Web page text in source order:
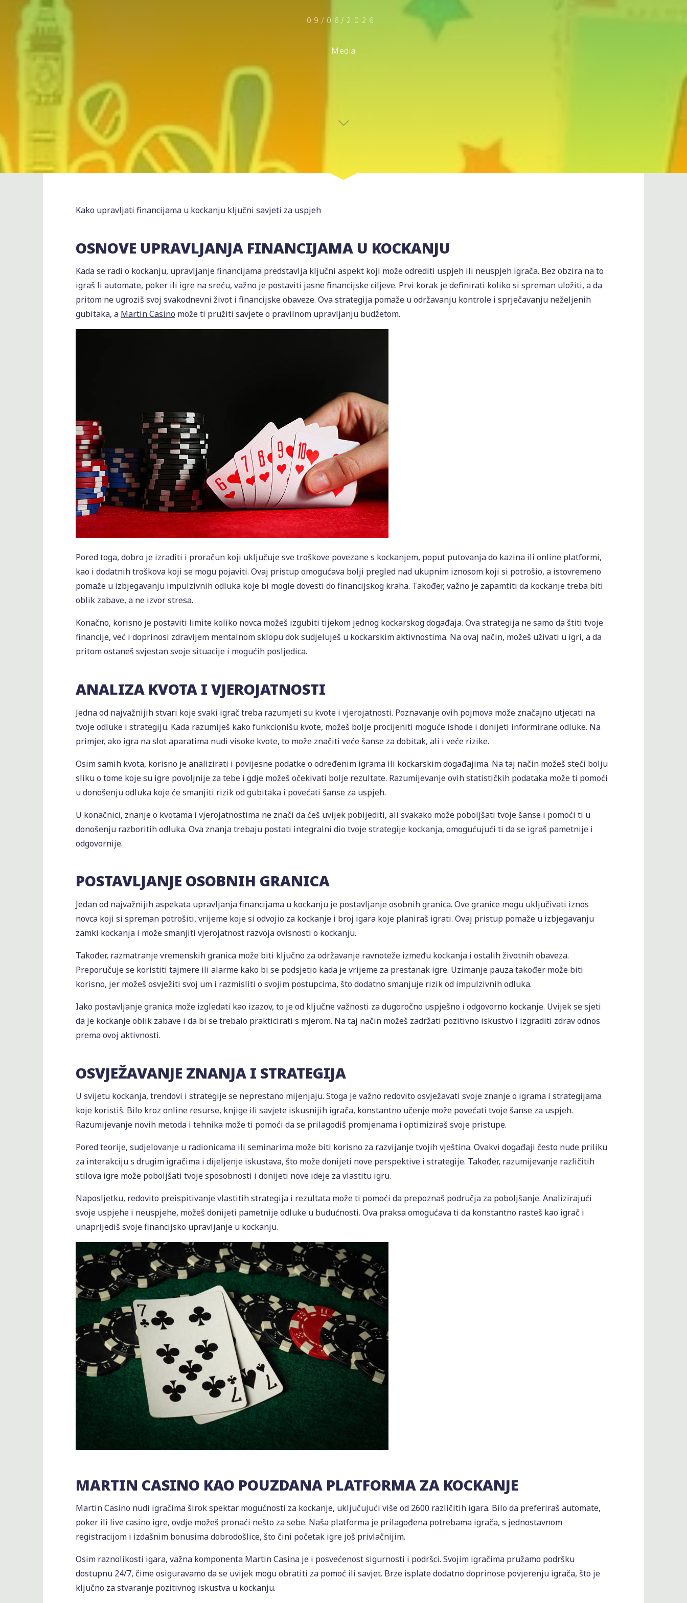
09/06/2026
Media
Kako upravljati financijama u kockanju ključni savjeti za uspjeh
OSNOVE UPRAVLJANJA FINANCIJAMA U KOCKANJU
Kada se radi o kockanju, upravljanje financijama predstavlja ključni aspekt koji može odrediti uspjeh ili neuspjeh igrača. Bez obzira na to
igraš li automate, poker ili igre na sreću, važno je postaviti jasne financijske ciljeve. Prvi korak je definirati koliko si spreman uložiti, a da
pritom ne ugroziš svoj svakodnevni život i financijske obaveze. Ova strategija pomaže u održavanju kontrole i sprječavanju neželjenih
gubitaka, a Martin Casino može ti pružiti savjete o pravilnom upravljanju budžetom.
Pored toga, dobro je izraditi i proračun koji uključuje sve troškove povezane s kockanjem, poput putovanja do kazina ili online platformi,
kao i dodatnih troškova koji se mogu pojaviti. Ovaj pristup omogućava bolji pregled nad ukupnim iznosom koji si potrošio, a istovremeno
pomaže u izbjegavanju impulzivnih odluka koje bi mogle dovesti do financijskog kraha. Također, važno je zapamtiti da kockanje treba biti
oblik zabave, a ne izvor stresa.
Konačno, korisno je postaviti limite koliko novca možeš izgubiti tijekom jednog kockarskog događaja. Ova strategija ne samo da štiti tvoje
financije, već i doprinosi zdravijem mentalnom sklopu dok sudjeluješ u kockarskim aktivnostima. Na ovaj način, možeš uživati u igri, a da
pritom ostaneš svjestan svoje situacije i mogućih posljedica.
ANALIZA KVOTA I VJEROJATNOSTI
Jedna od najvažnijih stvari koje svaki igrač treba razumjeti su kvote i vjerojatnosti. Poznavanje ovih pojmova može značajno utjecati na
tvoje odluke i strategiju. Kada razumiješ kako funkcionišu kvote, možeš bolje procijeniti moguće ishode i donijeti informirane odluke. Na
primjer, ako igra na slot aparatima nudi visoke kvote, to može značiti veće šanse za dobitak, ali i veće rizike.
Osim samih kvota, korisno je analizirati i povijesne podatke o određenim igrama ili kockarskim događajima. Na taj način možeš steći bolju
sliku o tome koje su igre povoljnije za tebe i gdje možeš očekivati bolje rezultate. Razumijevanje ovih statističkih podataka može ti pomoći
u donošenju odluka koje će smanjiti rizik od gubitaka i povećati šanse za uspjeh.
U konačnici, znanje o kvotama i vjerojatnostima ne znači da ćeš uvijek pobijediti, ali svakako može poboljšati tvoje šanse i pomoći ti u
donošenju razboritih odluka. Ova znanja trebaju postati integralni dio tvoje strategije kockanja, omogućujući ti da se igraš pametnije i
odgovornije.
POSTAVLJANJE OSOBNIH GRANICA
Jedan od najvažnijih aspekata upravljanja financijama u kockanju je postavljanje osobnih granica. Ove granice mogu uključivati iznos
novca koji si spreman potrošiti, vrijeme koje si odvojio za kockanje i broj igara koje planiraš igrati. Ovaj pristup pomaže u izbjegavanju
zamki kockanja i može smanjiti vjerojatnost razvoja ovisnosti o kockanju.
Također, razmatranje vremenskih granica može biti ključno za održavanje ravnoteže između kockanja i ostalih životnih obaveza.
Preporučuje se koristiti tajmere ili alarme kako bi se podsjetio kada je vrijeme za prestanak igre. Uzimanje pauza također može biti
korisno, jer možeš osvježiti svoj um i razmisliti o svojim postupcima, što dodatno smanjuje rizik od impulzivnih odluka.
Iako postavljanje granica može izgledati kao izazov, to je od ključne važnosti za dugoročno uspješno i odgovorno kockanje. Uvijek se sjeti
da je kockanje oblik zabave i da bi se trebalo prakticirati s mjerom. Na taj način možeš zadržati pozitivno iskustvo i izgraditi zdrav odnos
prema ovoj aktivnosti.
OSVJEŽAVANJE ZNANJA I STRATEGIJA
U svijetu kockanja, trendovi i strategije se neprestano mijenjaju. Stoga je važno redovito osvježavati svoje znanje o igrama i strategijama
koje koristiš. Bilo kroz online resurse, knjige ili savjete iskusnijih igrača, konstantno učenje može povećati tvoje šanse za uspjeh.
Razumijevanje novih metoda i tehnika može ti pomoći da se prilagodiš promjenama i optimiziraš svoje pristupe.
Pored teorije, sudjelovanje u radionicama ili seminarima može biti korisno za razvijanje tvojih vještina. Ovakvi događaji često nude priliku
za interakciju s drugim igračima i dijeljenje iskustava, što može donijeti nove perspektive i strategije. Također, razumijevanje različitih
stilova igre može poboljšati tvoje sposobnosti i donijeti nove ideje za vlastitu igru.
Naposljetku, redovito preispitivanje vlastitih strategija i rezultata može ti pomoći da prepoznaš područja za poboljšanje. Analizirajući
svoje uspjehe i neuspjehe, možeš donijeti pametnije odluke u budućnosti. Ova praksa omogućava ti da konstantno rasteš kao igrač i
unaprijediš svoje financijsko upravljanje u kockanju.
MARTIN CASINO KAO POUZDANA PLATFORMA ZA KOCKANJE
Martin Casino nudi igračima širok spektar mogućnosti za kockanje, uključujući više od 2600 različitih igara. Bilo da preferiraš automate,
poker ili live casino igre, ovdje možeš pronaći nešto za sebe. Naša platforma je prilagođena potrebama igrača, s jednostavnom
registracijom i izdašnim bonusima dobrodošlice, što čini početak igre još privlačnijim.
Osim raznolikosti igara, važna komponenta Martin Casina je i posvećenost sigurnosti i podršci. Svojim igračima pružamo podršku
dostupnu 24/7, čime osiguravamo da se uvijek mogu obratiti za pomoć ili savjet. Brze isplate dodatno doprinose povjerenju igrača, što je
ključno za stvaranje pozitivnog iskustva u kockanju.